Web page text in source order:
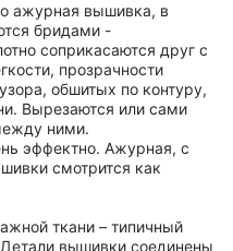
ажурная вышивка, в
бридами -
соприкасаются друг с
прозрачности
обшитых по контуру,
Вырезаются или сами
ними.
эффектно. Ажурная, с
смотрится как
ткани – типичный
вышивки соединены